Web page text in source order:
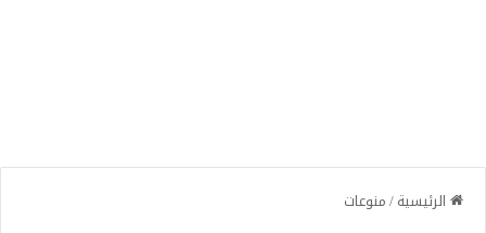
الرئيسية/منوعات